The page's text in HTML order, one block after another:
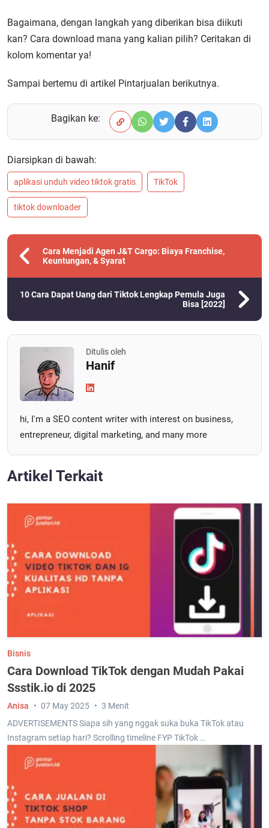
Bagaimana, dengan langkah yang diberikan bisa diikuti
kan? Cara download mana yang kalian pilih? Ceritakan di
kolom komentar ya!
Sampai bertemu di artikel Pintarjualan berikutnya.
Bagikan ke:
Diarsipkan di bawah:
aplikasi unduh video tiktok gratis TikTok
tiktok downloader
Cara Menjadi Agen J&T Cargo: Biaya Franchise,
Keuntungan, & Syarat
10 Cara Dapat Uang dari Tiktok Lengkap Pemula Juga
Bisa [2022]
Ditulis oleh
Hanif
hi, I'm a SEO content writer with interest on business,
entrepreneur, digital marketing, and many more
Artikel Terkait
Bisnis
Cara Download TikTok dengan Mudah Pakai
Ssstik.io di 2025
ADVERTISEMENTS Siapa sih yang nggak suka buka TikTok atau
Instagram setiap hari? Scrolling timeline FYP TikTok …
Anisa 07 May 2025 3 Menit